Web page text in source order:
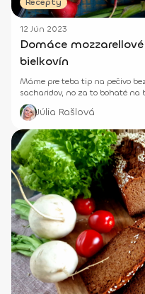
12 Jún 2023
Domáce
bielkovín
Máme pre teba tip na pečivo
sacharidov, no za to bohaté
Júlia Rašlová